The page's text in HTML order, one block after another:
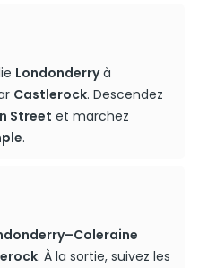
Londonderryà
Castlerock. Descendez
Street et marchez
.
. À la sortie, suivez les